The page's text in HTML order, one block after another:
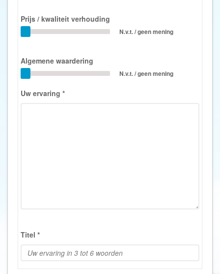
Prijs / kwaliteit verhouding
N.v.t. / geen mening
Algemene waardering
N.v.t. / geen mening
Uw ervaring *
Titel *